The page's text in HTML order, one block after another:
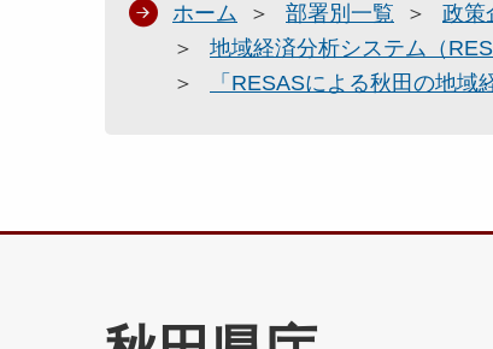
ホーム 部署別一覧 政策
地域経済分析システム（
「RESASによる秋田の地